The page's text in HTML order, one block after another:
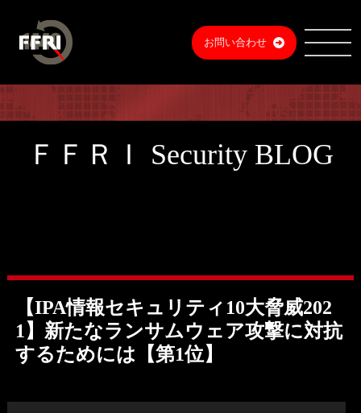
お問い合わせ
ＦＦＲＩ Security BLOG
【IPA情報セキュリティ10大脅威202
1】新たなランサムウェア攻撃に対抗
するためには【第1位】